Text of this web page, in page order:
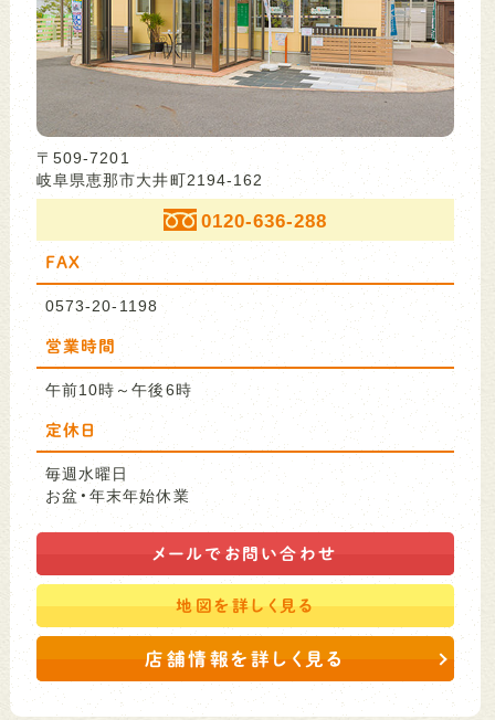
〒509-7201
岐阜県恵那市大井町2194-162
0120-636-288
FAX
0573-20-1198
営業時間
午前10時～午後6時
定休日
毎週水曜日
お盆・年末年始休業
メールで お問い合わせ
地図を詳しく見る
店舗情報を詳しく見る